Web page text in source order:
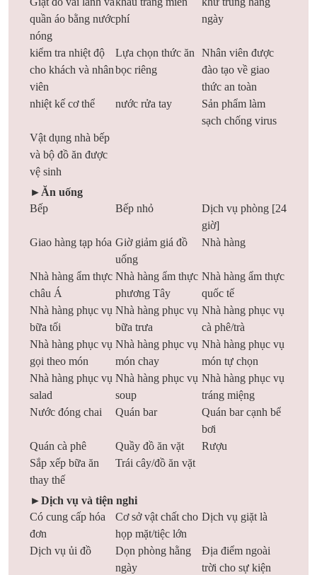
quần áo bằng nước
nóng
phí
ngày
kiểm tra nhiệt độ
cho khách và nhân
viên
Lựa chọn thức ăn
bọc riêng
Nhân viên được
đào tạo về giao
thức an toàn
nhiệt kế cơ thể
nước rửa tay
Sản phẩm làm
sạch chống virus
Vật dụng nhà bếp
và bộ đồ ăn được
vệ sinh
►Ăn uống
Bếp
Bếp nhỏ
Dịch vụ phòng [24
giờ]
Giao hàng tạp hóa Giờ giảm giá đồ
uống
Nhà hàng
Nhà hàng ẩm thực
châu Á
Nhà hàng ẩm thực
phương Tây
Nhà hàng ẩm thực
quốc tế
Nhà hàng phục vụ
bữa tối
Nhà hàng phục vụ
bữa trưa
Nhà hàng phục vụ
cà phê/trà
Nhà hàng phục vụ
gọi theo món
Nhà hàng phục vụ
món chay
Nhà hàng phục vụ
món tự chọn
Nhà hàng phục vụ
salad
Nhà hàng phục vụ
soup
Nhà hàng phục vụ
tráng miệng
Nước đóng chai
Quán bar
Quán bar cạnh bể
bơi
Quán cà phê
Quầy đồ ăn vặt
Rượu
Sắp xếp bữa ăn
thay thế
Trái cây/đồ ăn vặt
►Dịch vụ và tiện nghi
Có cung cấp hóa
đơn
Cơ sở vật chất cho
họp mặt/tiệc lớn
Dịch vụ giặt là
Dịch vụ ủi đồ
Dọn phòng hằng
ngày
Địa điểm ngoài
trời cho sự kiện